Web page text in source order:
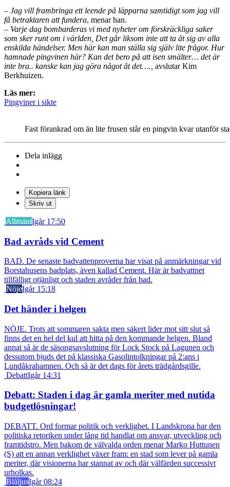
– Jag vill frambringa ett leende på läpparna samtidigt som jag vill
få betraktaren att fundera, menar han.
– Varje dag bombarderas vi med nyheter om förskräckliga saker
som sker runt om i världen, Det går liksom inte att ta åt sig av alla
enskilda händelser. Men här kan man ställa sig själv lite frågor. Hur
hamnade pingvinen här? Kan det bero på att isen smälter… det är
inte bra.. kanske kan jag göra något åt det…., avslutar Kim
Berkhuizen.
Läs mer:
Pingviner i sikte
Fast förankrad om än lite frusen står en pingvin kvar utanför
Dela inlägg
Kopiera länk
Skriv ut
AllmäntIgår 17:50
Bad avråds vid Cement
BAD. De senaste badvattenproverna har visat på anmärkningar vid
Borstahusens badplats, även kallad Cement. Här är badvattnet
tillfälligt otjänligt och staden avråder från bad.
NöjeIgår 15:18
Det händer i helgen
NÖJE. Trots att sommaren sakta men säkert lider mot sitt slut så
finns det en hel del kul att hitta på den kommande helgen. Bland
annat så är de säsongsavslutning för Lock Stock på Lagunen och
dessutom bjuds det på klassiska Gasolintolkningar på 2:ans i
Lundåkrahamnen. Och så är det dags för årets trädgårdsgille.
DebattIgår 14:31
Debatt: Staden i dag är gamla meriter med nutida
budgetlösningar!
DEBATT. Ord formar politik och verklighet. I Landskrona har den
politiska retoriken under lång tid handlat om ansvar, utveckling och
framtidstro. Men bakom de välvalda orden menar Marko Huttunen
(S) att en annan verklighet växer fram: en stad som lever på gamla
meriter, där visionerna har stannat av och där välfärden successivt
urholkas.
BlåljusIgår 08:24